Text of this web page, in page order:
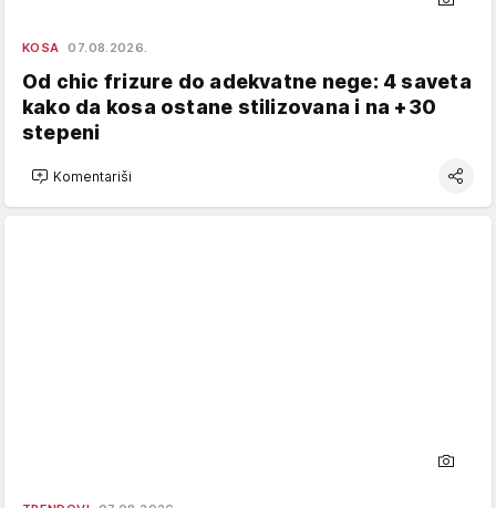
KOSA 07.08.2026.
Od chic frizure do adekvatne nege: 4 saveta
kako da kosa ostane stilizovana i na +30
stepeni
Komentariši